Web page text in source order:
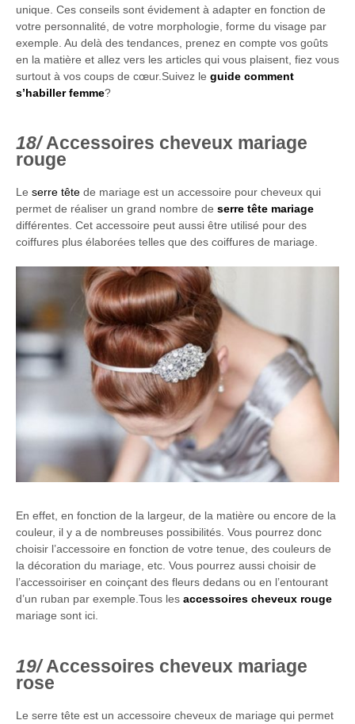
unique. Ces conseils sont évidement à adapter en fonction de
votre personnalité, de votre morphologie, forme du visage par
exemple. Au delà des tendances, prenez en compte vos goûts
en la matière et allez vers les articles qui vous plaisent, fiez vous
surtout à vos coups de cœur.Suivez le guide comment
s’habiller femme?
Accessoires cheveux mariage
rouge
Le serre tête de mariage est un accessoire pour cheveux qui
permet de réaliser un grand nombre de serre tête mariage
différentes. Cet accessoire peut aussi être utilisé pour des
coiffures plus élaborées telles que des coiffures de mariage.
En effet, en fonction de la largeur, de la matière ou encore de la
couleur, il y a de nombreuses possibilités. Vous pourrez donc
choisir l’accessoire en fonction de votre tenue, des couleurs de
la décoration du mariage, etc. Vous pourrez aussi choisir de
l’accessoiriser en coinçant des fleurs dedans ou en l’entourant
d’un ruban par exemple.Tous les accessoires cheveux rouge
mariage sont ici.
Accessoires cheveux mariage
rose
Le serre tête est un accessoire cheveux de mariage qui permet